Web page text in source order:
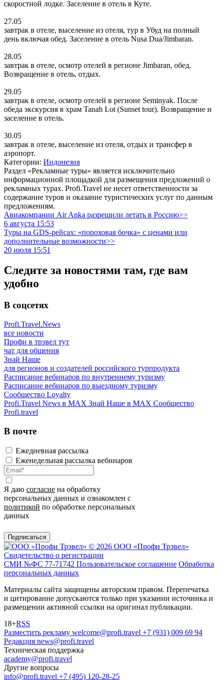
скоростной лодке. Заселение в отель в Куте.
27.05
завтрак в отеле, выселение из отеля, тур в Убуд на полный
день включая обед. Заселение в отель Nusa Dua/Jimbaran.
28.05
завтрак в отеле, осмотр отелей в регионе Jimbaran, обед.
Возвращение в отель, отдых.
29.05
завтрак в отеле, осмотр отелей в регионе Seminyak. После
обеда экскурсия в храм Tanah Lot (Sunset tour). Возвращение и
заселение в отель.
30.05
завтрак в отеле, выселение из отеля, отдых и трансфер в
аэропорт.
Категории: Индонезия
Раздел «Рекламные туры» является исключительно
информационной площадкой для размещения предложений о
рекламных турах. Profi.Travel не несет ответственности за
содержание туров и оказание туристических услуг по данным
предложениям.
Авиакомпании Air Anka разрешили летать в Россию>>
6 августа 15:53
Туры на GDS-рейсах: «пороховая бочка» с ценами или
дополнительные возможности>>
20 июля 15:51
Следите за новостями там, где вам
удобно
В соцсетях
Profi.Travel.News
все новости
Профи в трэвел тут
чат для общения
Знай Наше
для регионов и создателей российского турпродукта
Расписание вебинаров по внутреннему туризму
Расписание вебинаров по выездному туризму
Сообщество Loyalty
Profi.Travel News в MAX Знай Наше в MAX Сообщество
Profi.travel
В почте
Ежедневная рассылка
Еженедельная рассылка вебинаров
Я даю согласие на обработку
персональных данных и ознакомлен с
политикой по обработке персональных
данных
Подписаться
© 2026 ООО «Профи Трэвeл»
Свидетельство о регистрации
СМИ №ФС 77-71742 Пользовательское соглашение Обработка
персональных данных
Материалы сайта защищены авторским правом. Перепечатка
и цитирование допускаются только при указании источника и
размещении активной ссылки на оригинал публикации.
18+RSS
Разместить рекламу welcome@profi.travel +7 (931) 009 69 94
Редакция news@profi.travel
Техническая поддержка
academy@profi.travel
Другие вопросы
info@profi.travel +7 (495) 120-28-25